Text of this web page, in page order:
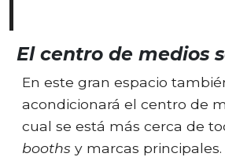
El centro de medios
En este gran espacio
acondicionará el centro de
cual se está más cerca de
booths y marcas